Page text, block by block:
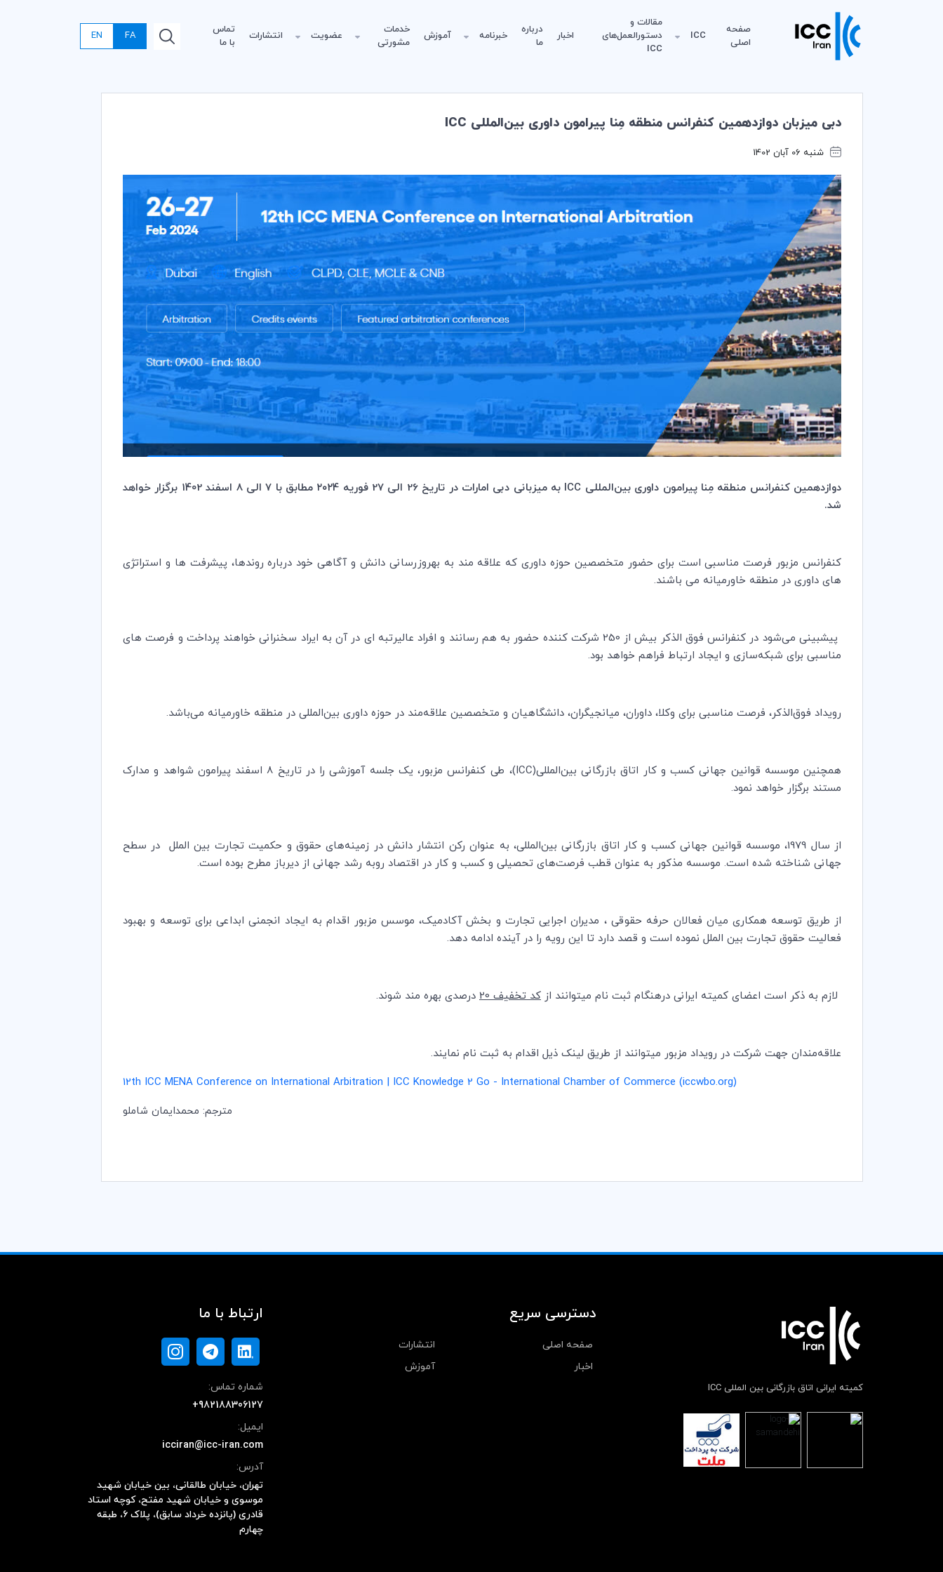
صفحه
اصلی
ICC
مقالات و
دستورالعمل‌های
ICC
اخبار
درباره
ما
خبرنامه آموزش
خدمات
مشورتی
عضویت انتشارات
تماس
با ما
FA
EN
دبی میزبان دوازدهمین کنفرانس منطقه مِنا پیرامون داوری بین‌المللی ICC
شنبه 06 آبان 1402
دوازدهمین کنفرانس منطقه مِنا پیرامون داوری بین‌المللی ICC به میزبانی دبی امارات در تاریخ 26 الی 27 فوریه ۲۰۲4 مطابق با 7 الی 8 اسفند 1402 برگزار خواهد
شد.
کنفرانس مزبور فرصت مناسبی است برای حضور متخصصین حوزه داوری که علاقه مند به به‎روزرسانی دانش و آگاهی خود درباره روندها، پیشرفت ها و استراتژی
های داوری در منطقه خاورمیانه می باشند.
پیشبینی می‌شود در کنفرانس فوق الذکر بیش از 250 شرکت کننده حضور به هم رسانند و افراد عالیرتبه ای در آن به ایراد سخنرانی خواهند پرداخت و فرصت های
مناسبی برای شبکه‌سازی و ایجاد ارتباط فراهم خواهد بود.
رویداد فوق‌الذکر، فرصت مناسبی برای وکلا، داوران، میانجیگران، دانشگاهیان و متخصصین علاقه‌مند در حوزه داوری بین‌المللی در منطقه خاورمیانه می‌باشد.
همچنین موسسه قوانین جهانی کسب و کار اتاق بازرگانی بین‌المللی(ICC)، طی کنفرانس مزبور، یک جلسه آموزشی را در تاریخ 8 اسفند پیرامون شواهد و مدارک
مستند برگزار خواهد نمود.
از سال 1979، موسسه قوانین جهانی کسب و کار اتاق بازرگانی بین‌المللی، به عنوان رکن انتشار دانش در زمینه‌های حقوق و حکمیت تجارت بین الملل در سطح
جهانی شناخته شده است. موسسه مذکور به عنوان قطب فرصت‌های تحصیلی و کسب و کار در اقتصاد روبه رشد جهانی از دیرباز مطرح بوده است.
از طریق توسعه همکاری میان فعالان حرفه حقوقی ، مدیران اجرایی تجارت و بخش آکادمیک، موسس مزبور اقدام به ایجاد انجمنی ابداعی برای توسعه و بهبود
فعالیت حقوق تجارت بین الملل نموده است و قصد دارد تا این رویه را در آینده ادامه دهد.
لازم به ذکر است اعضای کمیته ایرانی درهنگام ثبت نام میتوانند از کد تخفیف 20 درصدی بهره مند شوند.
علاقه‌مندان جهت شرکت در رویداد مزبور میتوانند از طریق لینک ذیل اقدام به ثبت نام نمایند.
12th ICC MENA Conference on International Arbitration | ICC Knowledge 2 Go - International Chamber of Commerce (iccwbo.org)
مترجم: محمدایمان شاملو
کمیته ایرانی اتاق بازرگانی بین المللی ICC
دسترسی سریع
صفحه اصلی
انتشارات
اخبار
آموزش
ارتباط با ما
شماره تماس:
+982188306127
ایمیل:
icciran@icc-iran.com
آدرس:
تهران، خیابان طالقانی، بین خیابان شهید
موسوی و خیابان شهید مفتح، کوچه استاد
قادری (پانزده خرداد سابق)، پلاک ۶، طبقه
چهارم